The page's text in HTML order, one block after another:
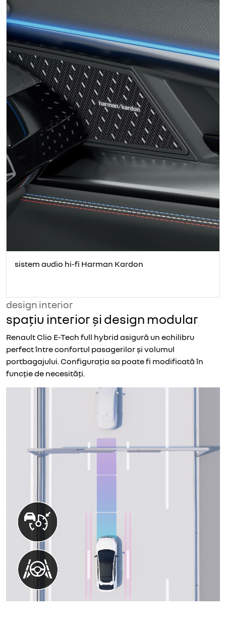
sistem audio hi-fi Harman Kardon
design interior
spațiu interior și design modular
Renault Clio E-Tech full hybrid asigură un echilibru
perfect între confortul pasagerilor și volumul
portbagajului. Configurația sa poate fi modificată în
funcție de necesități.